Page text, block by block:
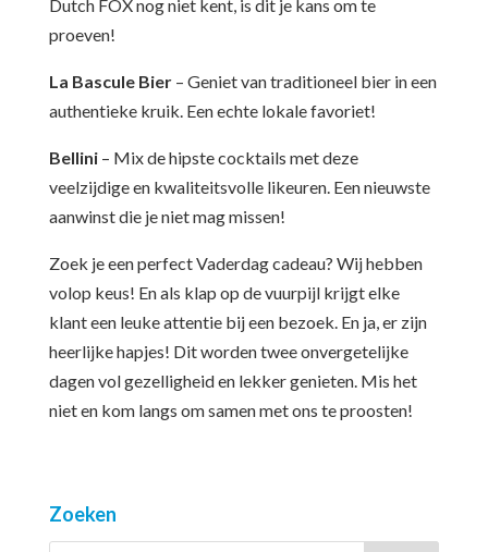
Dutch FOX nog niet kent, is dit je kans om te
proeven!
La Bascule Bier– Geniet van traditioneel bier in een
authentieke kruik. Een echte lokale favoriet!
Bellini– Mix de hipste cocktails met deze
veelzijdige en kwaliteitsvolle likeuren. Een nieuwste
aanwinst die je niet mag missen!
Zoek je een perfect Vaderdag cadeau? Wij hebben
volop keus! En als klap op de vuurpijl krijgt elke
klant een leuke attentie bij een bezoek. En ja, er zijn
heerlijke hapjes! Dit worden twee onvergetelijke
dagen vol gezelligheid en lekker genieten. Mis het
niet en kom langs om samen met ons te proosten!
Zoeken